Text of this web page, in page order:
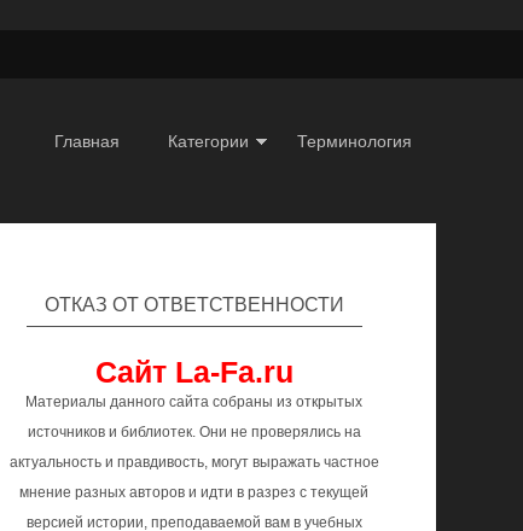
Главная Категории Терминология
ОТКАЗ ОТ ОТВЕТСТВЕННОСТИ
Сайт La-Fa.ru
Материалы данного сайта собраны из открытых
источников и библиотек. Они не проверялись на
актуальность и правдивость, могут выражать частное
мнение разных авторов и идти в разрез с текущей
версией истории, преподаваемой вам в учебных